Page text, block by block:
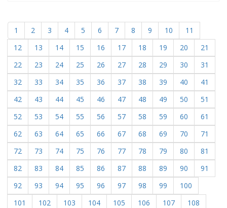
1 2 3 4 5 6 7 8 9 10
11
12
13 14 15 16 17 18 19 20
21
22
23 24 25 26 27 28 29 30
31
32
33 34 35 36 37 38 39 40
41
42
43 44 45 46 47 48 49 50
51
52
53 54 55 56 57 58 59 60
61
62
63 64 65 66 67 68 69 70
71
72
73 74 75 76 77 78 79 80
81
82
83 84 85 86 87 88 89 90
91
92
93 94 95 96 97 98 99
100
101
102 103 104 105 106 107
108